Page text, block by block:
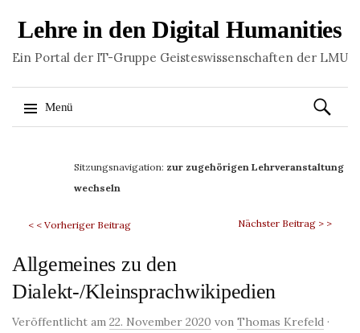
Lehre in den Digital Humanities
Ein Portal der IT-Gruppe Geisteswissenschaften der LMU
Menü
Suchen
nach:
Sitzungsnavigation: zur zugehörigen Lehrveranstaltung
wechseln
< < Vorheriger Beitrag Nächster Beitrag > >
Allgemeines zu den
Dialekt-/Kleinsprachwikipedien
Veröffentlicht am 22. November 2020 von Thomas Krefeld ·